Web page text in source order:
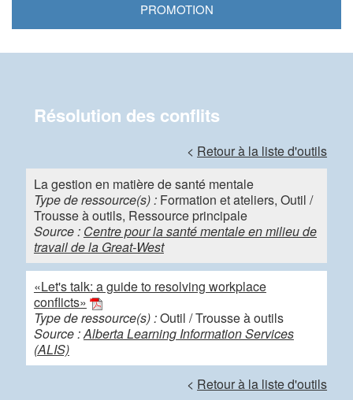
PROMOTION
Résolution des conflits
< Retour à la liste d'outils
La gestion en matière de santé mentale
Type de ressource(s) :Formation et ateliers, Outil /
Trousse à outils, Ressource principale
Source : Centre pour la santé mentale en milieu de
travail de la Great-West
«Let's talk: a guide to resolving workplace
conflicts»
Type de ressource(s) :Outil / Trousse à outils
Source :Alberta Learning Information Services
(ALIS)
< Retour à la liste d'outils